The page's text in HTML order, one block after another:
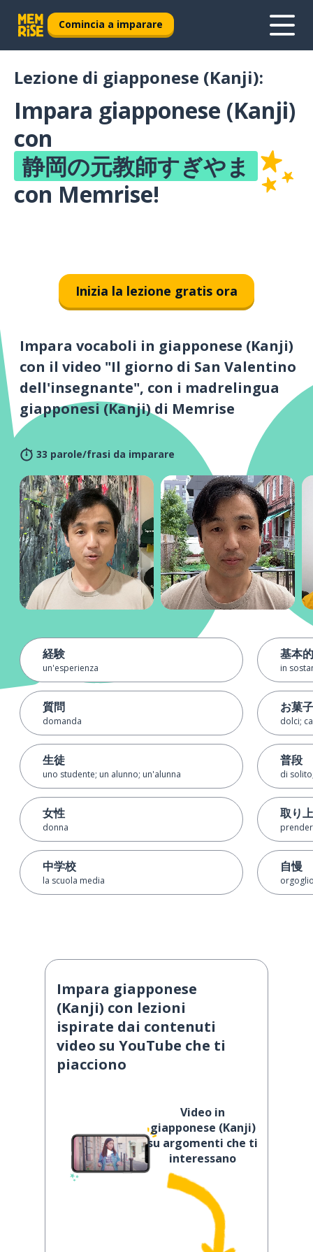
Comincia a imparare
Lezione di giapponese (Kanji):
Impara giapponese (Kanji)
con
静岡の元教師すぎやま
con Memrise!
Inizia la lezione gratis ora
Impara vocaboli in giapponese (Kanji)
con il video "Il giorno di San Valentino
dell'insegnante", con i madrelingua
giapponesi (Kanji) di Memrise
33 parole/frasi da imparare
経験
un'esperienza
質問
domanda
生徒
uno studente; un alunno; un'alunna
女性
donna
中学校
la scuola media
基本的
in
お菓子
dolci;
普段
di
取り
自慢
Impara giapponese
(Kanji) con lezioni
ispirate dai contenuti
video su YouTube che ti
piacciono
Video in
giapponese (Kanji)
su argomenti che ti
interessano